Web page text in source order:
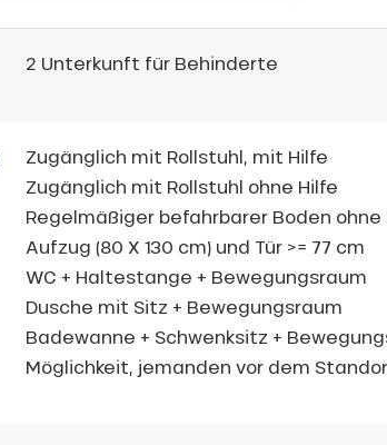
2 Unterkunft für Behinderte
Zugänglich mit Rollstuhl, mit Hilfe
Zugänglich mit Rollstuhl ohne Hilfe
Regelmäßiger befahrbarer Boden ohne
Aufzug (80 X 130 cm) und Tür >= 77 cm
WC + Haltestange + Bewegungsraum
Dusche mit Sitz + Bewegungsraum
Badewanne + Schwenksitz +
Möglichkeit, jemanden vor dem